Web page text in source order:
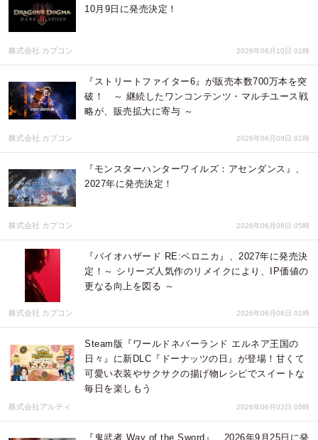
10月9日に発売決定！
株式会社 カプコン 2026年06月10日 01時
『ストリートファイター6』が販売本数700万本を突
破！ ～ 継続したワンコンテンツ・マルチユース戦
略が、販売拡大に寄与 ～
株式会社 カプコン 2026年06月09日 01時
『モンスターハンターワイルズ：アセンダンス』、
2027年に発売決定！
株式会社 カプコン 2026年06月08日 05時
『バイオハザード RE:ベロニカ』、2027年に発売決
定！～ シリーズ人気作のリメイクにより、IP価値の
更なる向上を図る ～
株式会社 カプコン 2026年06月08日 01時
Steam版『ワールドネバーランド エルネア王国の
日々』に新DLC『ドーナッツの日』が登場！甘くて
可愛い衣装やサクサクの揚げ物レシピでスイートな
毎日を楽しもう
株式会社アルティ 2026年06月03日 05時
『鬼武者 Way of the Sword』、2026年9月25日に発